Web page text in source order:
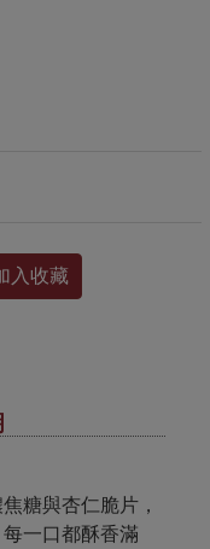
入收藏
糖與杏仁脆片，
一口都酥香滿